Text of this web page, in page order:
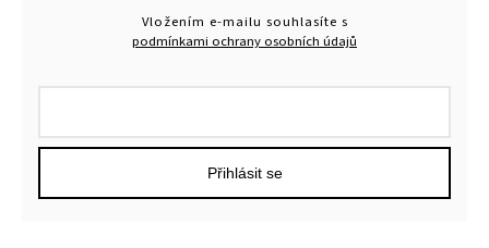
Vložením e-mailu souhlasíte s
podmínkami ochrany osobních údajů
Přihlásit se